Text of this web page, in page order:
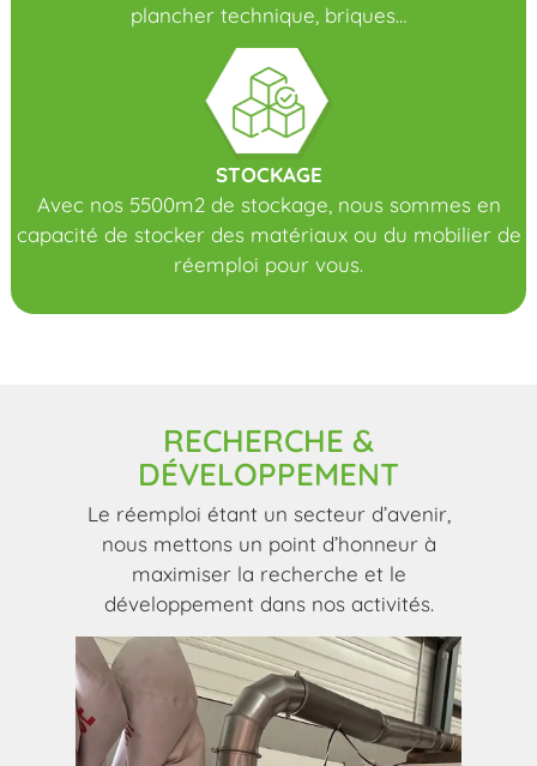
plancher technique, briques…
STOCKAGE
Avec nos 5500m2 de stockage, nous sommes en
capacité de stocker des matériaux ou du mobilier de
réemploi pour vous.
RECHERCHE &
DÉVELOPPEMENT
Le réemploi étant un secteur d’avenir,
nous mettons un point d’honneur à
maximiser la recherche et le
développement dans nos activités.